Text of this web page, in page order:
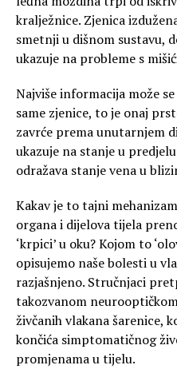
kralježnice. Zjenica
smetnji u dišnom sustavu,
ukazuje na probleme s
Najviše informacija može
same zjenice, to je onaj
zavrće prema unutarnjem
ukazuje na stanje u
odražava stanje vena u
Kakav je to tajni
organa i dijelova tijela
‘krpici’ u oku? Kojom to
opisujemo naše bolesti u
razjašnjeno. Stručnjaci
takozvanom
živčanih vlakana šarenice,
končića simptomatičnog
promjenama u tijelu.